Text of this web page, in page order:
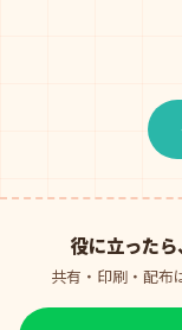
役に立った
共有・印刷・配布